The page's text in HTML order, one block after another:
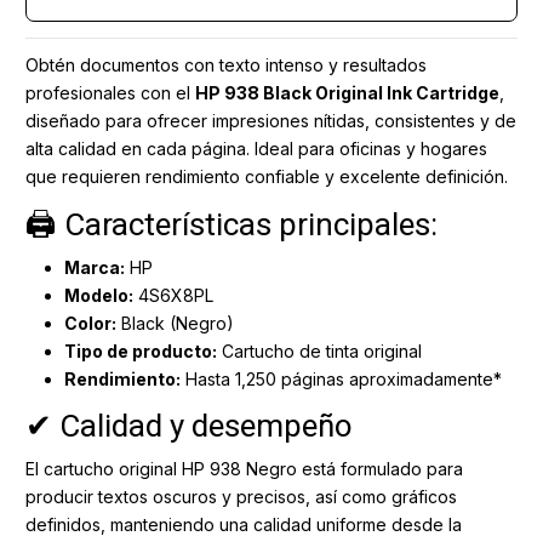
Obtén documentos con texto intenso y resultados
profesionales con el HP 938 Black Original Ink Cartridge
diseñado para ofrecer impresiones nítidas, consistentes y de
alta calidad en cada página. Ideal para oficinas y hogares
que requieren rendimiento confiable y excelente definición.
🖨️ Características principales:
Marca: HP
Modelo: 4S6X8PL
Color: Black (Negro)
Tipo de producto: Cartucho de tinta original
Rendimiento: Hasta 1,250 páginas aproximadamente*
✔ Calidad y desempeño
El cartucho original HP 938 Negro está formulado para
producir textos oscuros y precisos, así como gráficos
definidos, manteniendo una calidad uniforme desde la